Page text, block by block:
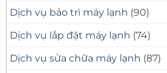
Dịch vụ bảo trì máy lạnh (90)
Dịch vụ lắp đặt máy lạnh (74)
Dịch vụ sửa chữa máy lạnh (87)